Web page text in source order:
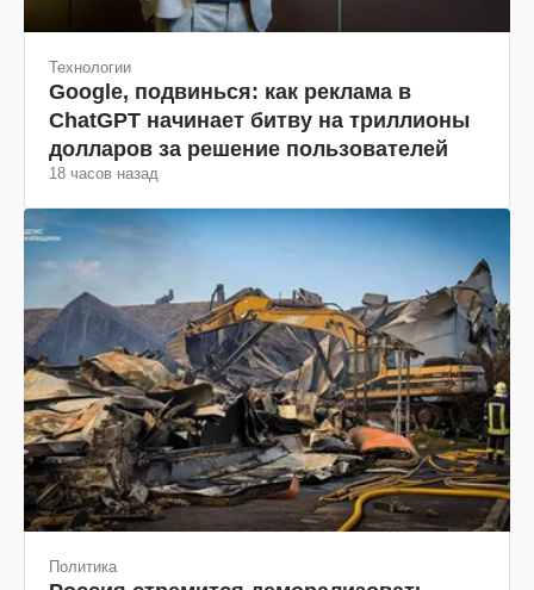
Технологии
Google, подвинься: как реклама в
ChatGPT начинает битву на триллионы
долларов за решение пользователей
18 часов назад
Политика